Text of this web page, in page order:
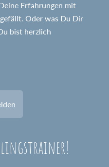
Erfahrungen mit
Oder was Du Dir
bist herzlich